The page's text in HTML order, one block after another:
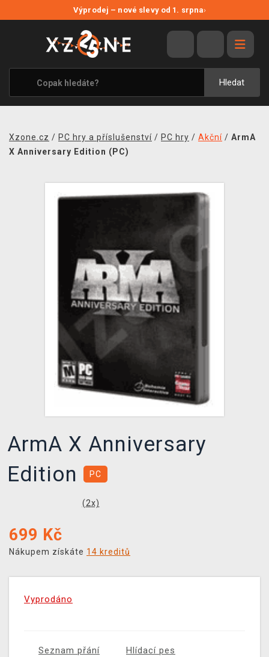
Výprodej – nové slevy od 1. srpna›
Hledat
VÝPRODEJ
VIDEOHRY
XZONE ORIGINALS
TÉMATIKY
MERCHANDISE
XZONE KLUB
TCG & BOARDGAME HUB
VÝKUP HER (BAZAR)
Xzone.cz / PC hry a příslušenství / PC hry / Akční / ArmA
X Anniversary Edition (PC)
ArmA X Anniversary
Edition
PC
(2x)
699 Kč
Nákupem získáte 14 kreditů
Vyprodáno
Seznam přání Hlídací pes